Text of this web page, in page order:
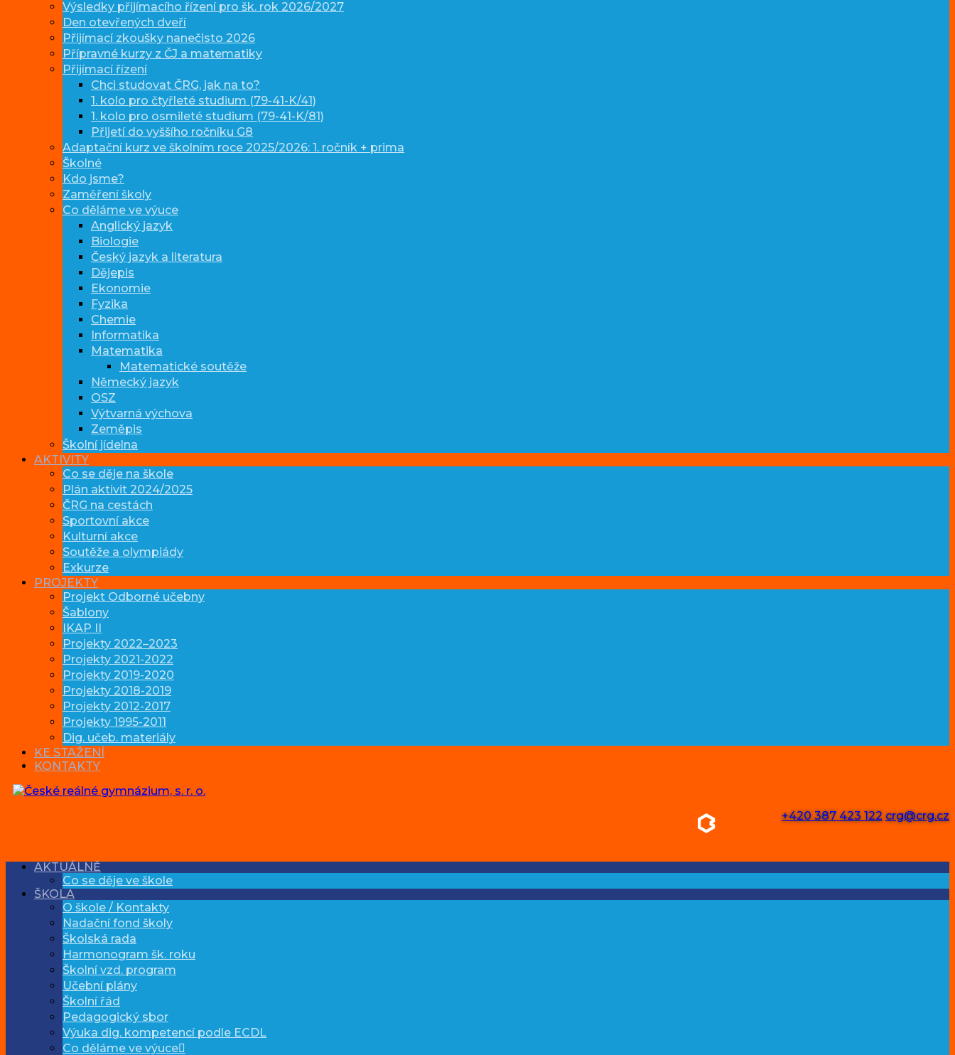
Výsledky přijímacího řízení pro šk. rok 2026/2027
Den otevřených dveří
Přijímací zkoušky nanečisto 2026
Přípravné kurzy z ČJ a matematiky
Přijímací řízení
Chci studovat ČRG, jak na to?
1. kolo pro čtyřleté studium (79-41-K/41)
1. kolo pro osmileté studium (79-41-K/81)
Přijetí do vyššího ročníku G8
Adaptační kurz ve školním roce 2025/2026: 1. ročník + prima
Školné
Kdo jsme?
Zaměření školy
Co děláme ve výuce
Anglický jazyk
Biologie
Český jazyk a literatura
Dějepis
Ekonomie
Fyzika
Chemie
Informatika
Matematika
Matematické soutěže
Německý jazyk
OSZ
Výtvarná výchova
Zeměpis
Školní jídelna
AKTIVITY
Co se děje na škole
Plán aktivit 2024/2025
ČRG na cestách
Sportovní akce
Kulturní akce
Soutěže a olympiády
Exkurze
PROJEKTY
Projekt Odborné učebny
Šablony
IKAP II
Projekty 2022–2023
Projekty 2021-2022
Projekty 2019-2020
Projekty 2018-2019
Projekty 2012-2017
Projekty 1995-2011
Dig. učeb. materiály
KE STAŽENÍ
KONTAKTY
+420 387 423 122 crg@crg.cz
AKTUÁLNĚ
Co se děje ve škole
ŠKOLA
O škole / Kontakty
Nadační fond školy
Školská rada
Harmonogram šk. roku
Školní vzd. program
Učební plány
Školní řád
Pedagogický sbor
Výuka dig. kompetencí podle ECDL
Co děláme ve výuce